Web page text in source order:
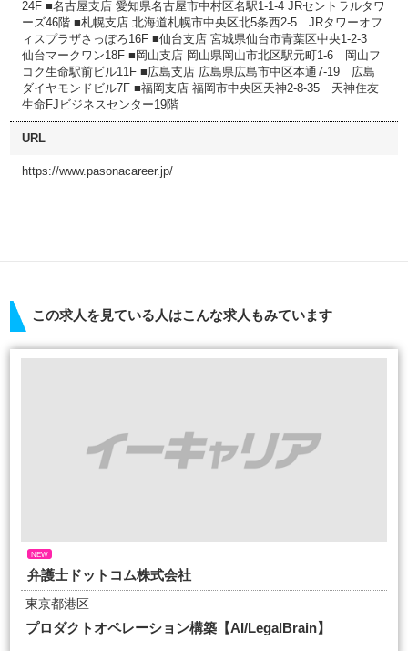
24F ■名古屋支店 愛知県名古屋市中村区名駅1-1-4 JRセントラルタワ
ーズ46階 ■札幌支店 北海道札幌市中央区北5条西2-5 JRタワーオフ
ィスプラザさっぽろ16F ■仙台支店 宮城県仙台市青葉区中央1-2-3
仙台マークワン18F ■岡山支店 岡山県岡山市北区駅元町1-6 岡山フ
コク生命駅前ビル11F ■広島支店 広島県広島市中区本通7-19 広島
ダイヤモンドビル7F ■福岡支店 福岡市中央区天神2-8-35 天神住友
生命FJビジネスセンター19階
URL
https://www.pasonacareer.jp/
この求人を見ている人はこんな求人もみています
NEW
弁護士ドットコム株式会社
東京都港区
プロダクトオペレーション構築【AI/LegalBrain】